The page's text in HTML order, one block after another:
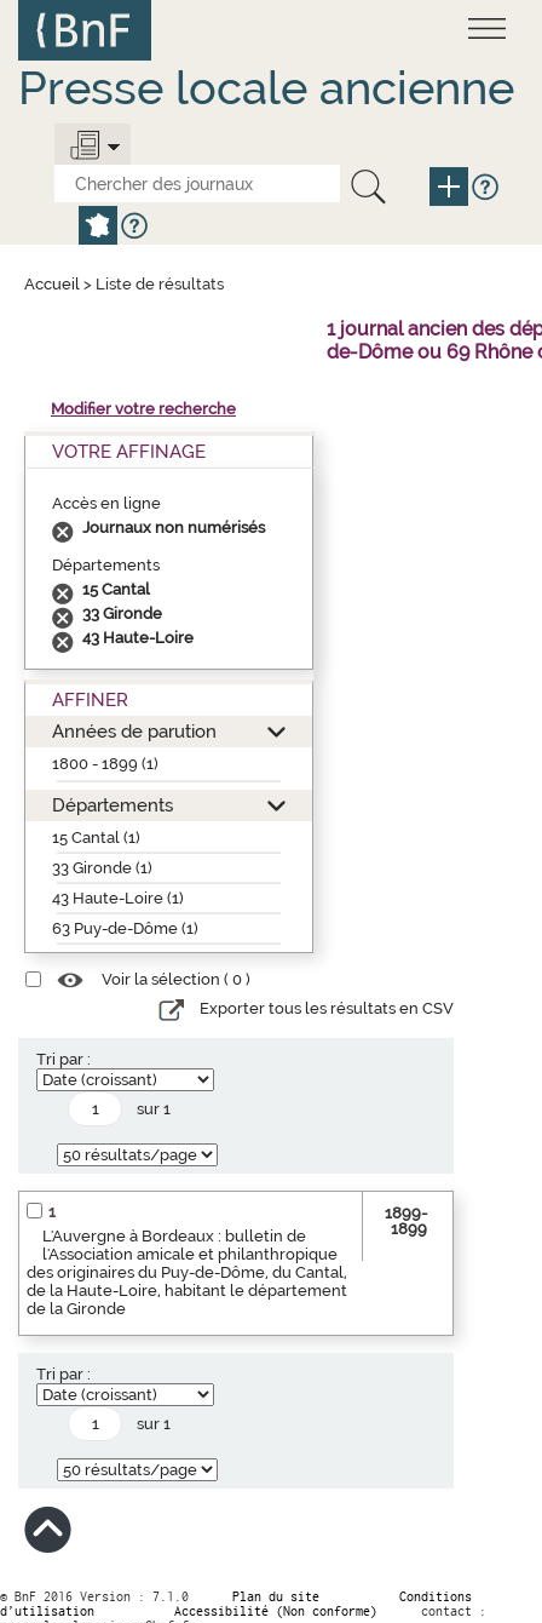
contenu
principal
Presse locale ancienne
Accueil > Liste de résultats
1 journal ancien des
de-Dôme ou 69 Rhône
Modifier votre recherche
VOTRE AFFINAGE
Accès en ligne
Journaux non numérisés
Départements
15 Cantal
33 Gironde
43 Haute-Loire
AFFINER
Années de parution
1800 - 1899 (1)
Départements
15 Cantal (1)
33 Gironde (1)
43 Haute-Loire (1)
63 Puy-de-Dôme (1)
Voir la sélection ( 0 )
Exporter tous les résultats en CSV
Tri par :
sur 1
1
L'Auvergne à Bordeaux : bulletin de
l'Association amicale et philanthropique
des originaires du Puy-de-Dôme, du Cantal,
de la Haute-Loire, habitant le département
de la Gironde
1899-
1899
Tri par :
sur 1
© BnF 2016 Version : 7.1.0 Plan du site
Conditions
d’utilisation
Accessibilité (Non conforme)
contact :
Panneau de gestion des cookies